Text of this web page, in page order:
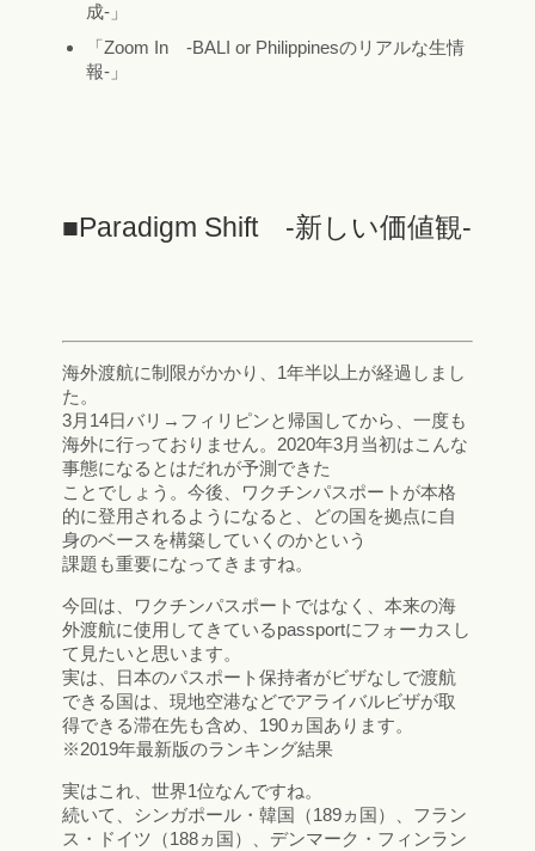
成-」
「Zoom In -BALI or Philippinesのリアルな生情
報-」
■Paradigm Shift -新しい価値観-
海外渡航に制限がかかり、1年半以上が経過しまし
た。
3月14日バリ→フィリピンと帰国してから、一度も
海外に行っておりません。2020年3月当初はこんな
事態になるとはだれが予測できた
ことでしょう。今後、ワクチンパスポートが本格
的に登用されるようになると、どの国を拠点に自
身のベースを構築していくのかという
課題も重要になってきますね。
今回は、ワクチンパスポートではなく、本来の海
外渡航に使用してきているpassportにフォーカスし
て見たいと思います。
実は、日本のパスポート保持者がビザなしで渡航
できる国は、現地空港などでアライバルビザが取
得できる滞在先も含め、190ヵ国あります。
※2019年最新版のランキング結果
実はこれ、世界1位なんですね。
続いて、シンガポール・韓国（189ヵ国）、フラン
ス・ドイツ（188ヵ国）、デンマーク・フィンラン